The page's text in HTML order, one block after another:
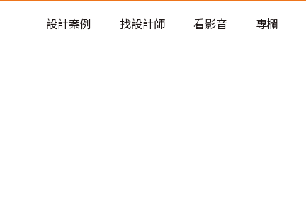
老屋預算分配與高 CP 值煥新術
設計案例 找設計師 看影音 專欄